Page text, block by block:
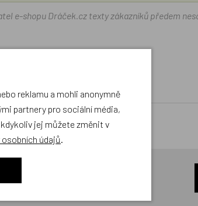
e-shopu Dráček.cz texty zákazníků předem
reklamu a mohli anonymně
partnery pro sociální média,
jej můžete změnit v
údajů.